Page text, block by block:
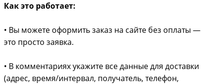
Как это работает:
• Вы можете оформить заказ на сайте без оплаты —
это просто заявка.
• В комментариях укажите все данные для доставки
(адрес, время/интервал, получатель, телефон,